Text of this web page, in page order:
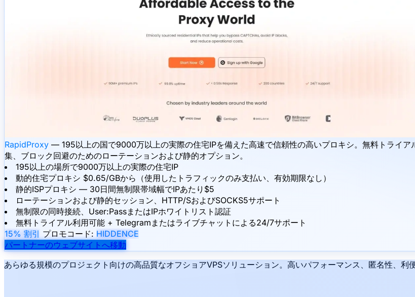
RapidProxy — 195以上の国で9000万以上の実際の住宅IPを備えた高速で信頼性の高いプロキシ。無料トライ
集、ブロック回避のためのローテーションおよび静的オプション。
195以上の場所で9000万以上の実際の住宅IP
動的住宅プロキシ $0.65/GBから（使用したトラフィックのみ支払い、有効期限なし）
静的ISPプロキシ — 30日間無制限帯域幅でIPあたり$5
ローテーションおよび静的セッション、HTTP/SおよびSOCKS5サポート
無制限の同時接続、User:PassまたはIPホワイトリスト認証
無料トライアル利用可能 + Telegramまたはライブチャットによる24/7サポート
15% 割引 プロモコード: HIDDENCE
パートナーのウェブサイトへ移動
あらゆる規模のプロジェクト向けの高品質なオフショアVPSソリューション。高いパフォーマンス、匿名性、利